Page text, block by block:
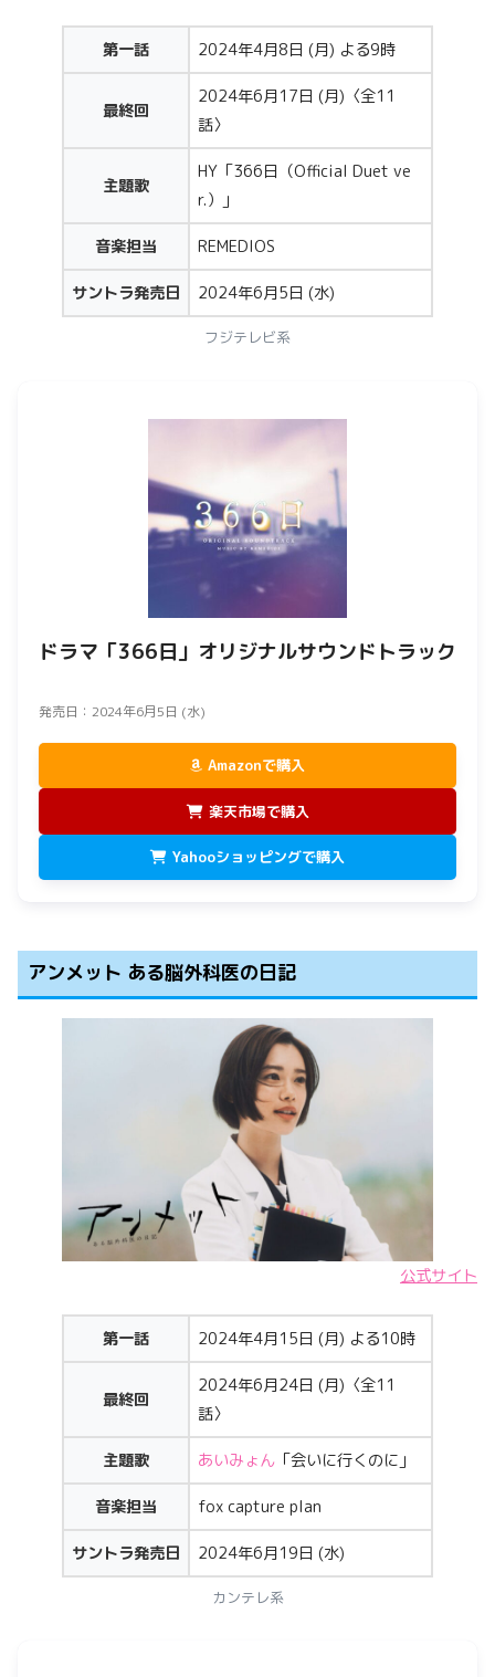
第一話 2024年4月8日 (月) よる9時
最終回
2024年6月17日 (月)〈全11
話〉
主題歌
HY「366日（Official Duet ve
r.）」
音楽担当 REMEDIOS
サントラ発売日 2024年6月5日 (水)
フジテレビ系
ドラマ「366日」オリジナルサウンドトラック
発売日：2024年6月5日 (水)
Amazonで購入
楽天市場で購入
Yahooショッピングで購入
アンメット ある脳外科医の日記
公式サイト
第一話 2024年4月15日 (月) よる10時
最終回
2024年6月24日 (月)〈全11
話〉
主題歌 あいみょん 「会いに行くのに」
音楽担当 fox capture plan
サントラ発売日 2024年6月19日 (水)
カンテレ系